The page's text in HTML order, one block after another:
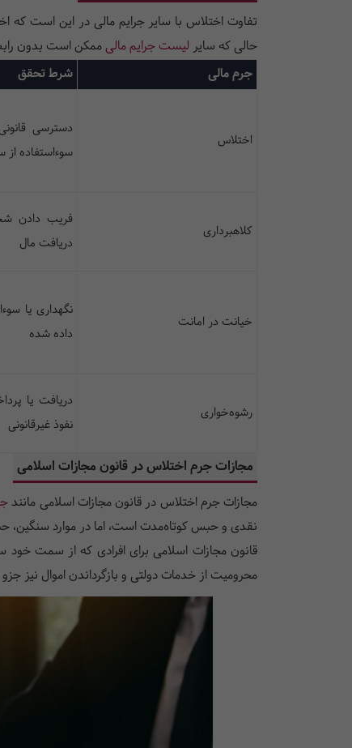
تفاوت اختلاس با سایر جرایم مالی در این است
حالی که سایر لیست جرایم مالی ممکن است بدون
جرم مالی
شرط تحقق
اختلاس
دسترسی
سوء‌استفاده
کلاهبرداری
فریب دادن
دریافت مال
خیانت در امانت
نگهداری یا
داده شده
رشوه‌خواری
دریافت یا
نفوذ غیرقانونی
مجازات جرم اختلاس در قانون مجازات اسلامی
مجازات جرم اختلاس در قانون مجازات اسلامی مانند
نقدی و حبس کوتاه‌مدت است، اما در موارد
قانون مجازات اسلامی برای افرادی که از سمت
محرومیت از خدمات دولتی و بازگرداندن اموال